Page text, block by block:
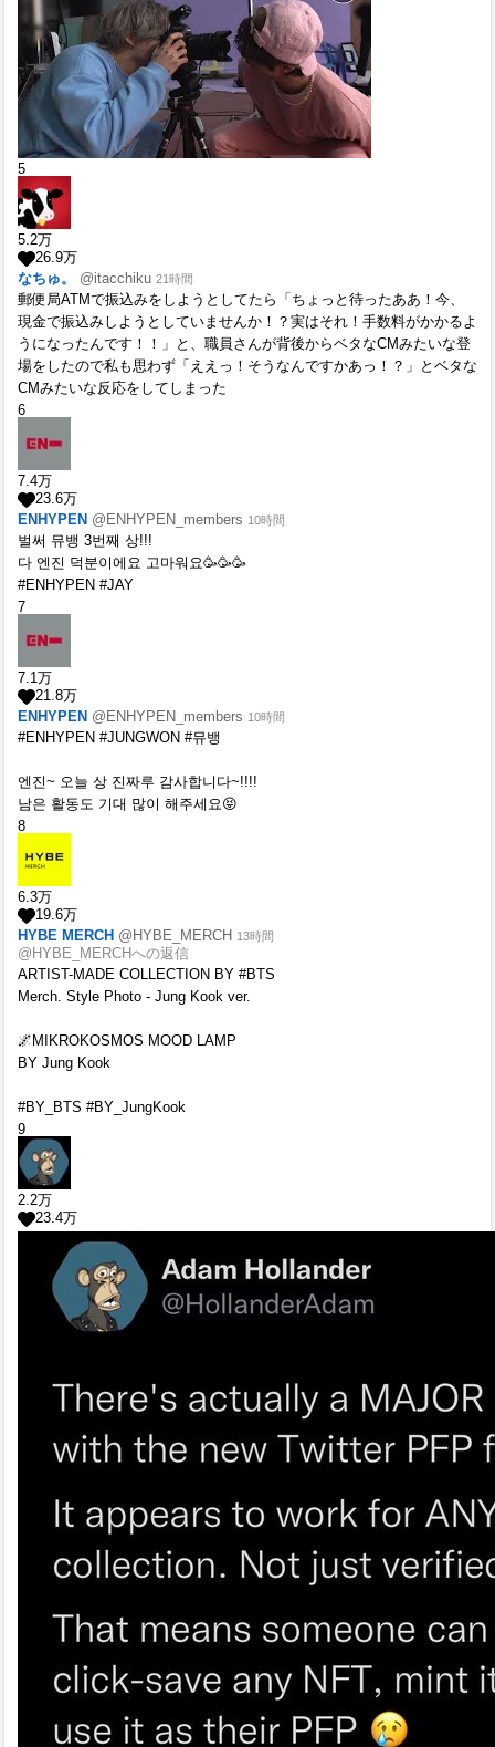
5
5.2万
26.9万
なちゅ。
@itacchiku 21時間
郵便局ATMで振込みをしようとしてたら「ちょっと待ったああ！今、
現金で振込みしようとしていませんか！？実はそれ！手数料がかかるよ
うになったんです！！」と、職員さんが背後からベタなCMみたいな登
場をしたので私も思わず「ええっ！そうなんですかあっ！？」とベタな
CMみたいな反応をしてしまった
6
7.4万
23.6万
ENHYPEN @ENHYPEN_members 10時間
벌써 뮤뱅 3번째 상!!!
다 엔진 덕분이에요 고마워요🥳🥳🥳
#ENHYPEN #JAY
7
7.1万
21.8万
ENHYPEN @ENHYPEN_members 10時間
#ENHYPEN #JUNGWON #뮤뱅
엔진~ 오늘 상 진짜루 감사합니다~!!!!
남은 활동도 기대 많이 해주세요😝
8
6.3万
19.6万
HYBE MERCH @HYBE_MERCH 13時間
@HYBE_MERCHへの返信
ARTIST-MADE COLLECTION BY #BTS
Merch. Style Photo - Jung Kook ver.
🌌MIKROKOSMOS MOOD LAMP
BY Jung Kook
#BY_BTS #BY_JungKook
9
2.2万
23.4万